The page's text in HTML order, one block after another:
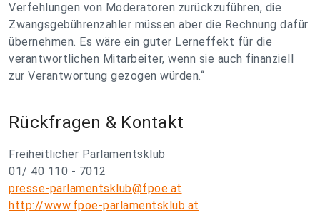
Verfehlungen von Moderatoren zurückzuführen, die
Zwangsgebührenzahler müssen aber die Rechnung dafür
übernehmen. Es wäre ein guter Lerneffekt für die
verantwortlichen Mitarbeiter, wenn sie auch finanziell
zur Verantwortung gezogen würden.“
Rückfragen & Kontakt
Freiheitlicher Parlamentsklub
01/ 40 110 - 7012
presse-parlamentsklub@fpoe.at
http://www.fpoe-parlamentsklub.at